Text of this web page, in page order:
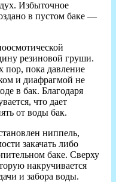
Избыточное
в пустом баке —
резиновой груши.
пор, пока давление
и диафрагмой не
в бак. Благодаря
что дает
от воды бак.
ниппель,
закачать либо
баке. Сверху
накручивается
и забора воды.